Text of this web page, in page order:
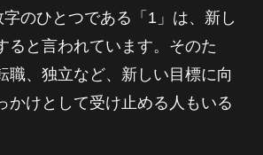
のひとつである「1」は、新し
ると言われています。そのた
職、独立など、新しい目標に向
かけとして受け止める人もいる